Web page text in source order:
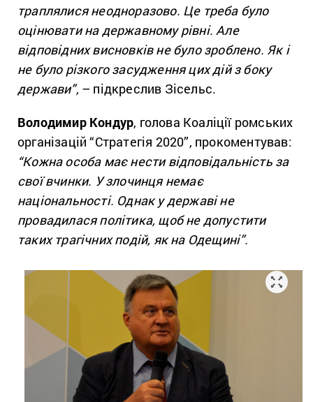
траплялися неодноразово. Це треба було
оцінювати на державному рівні. Але
відповідних висновків не було зроблено. Як і
не було різкого засудження цих дій з боку
держави”,– підкреслив Зісельс.
Володимир Кондур, голова Коаліції ромських
організацій “Стратегія 2020”, прокоментував:
“Кожна особа має нести відповідальність за
свої вчинки. У злочинця немає
національності. Однак у державі не
провадилася політика, щоб не допустити
таких трагічних подій, як на Одещині”.